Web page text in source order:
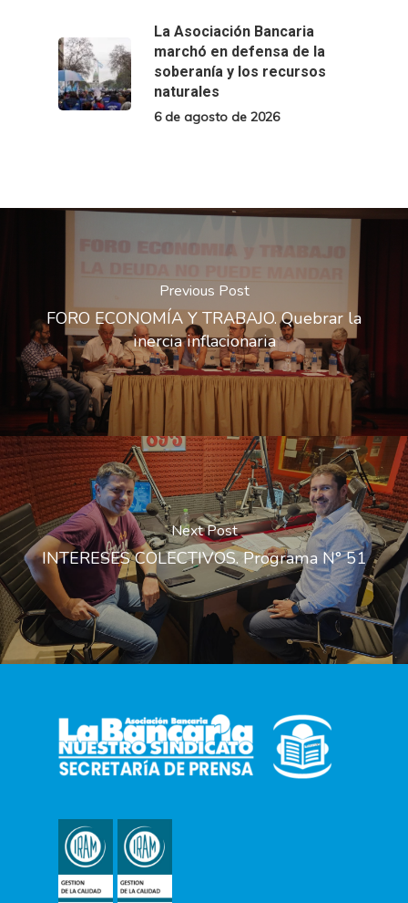
La Asociación Bancaria
marchó en defensa de la
soberanía y los recursos
naturales
6 de agosto de 2026
Previous Post
FORO ECONOMÍA Y TRABAJO. Quebrar la
inercia inflacionaria
Next Post
INTERESES COLECTIVOS. Programa N° 51